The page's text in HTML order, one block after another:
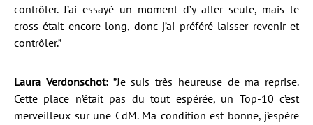
contrôler. J’ai essayé un moment d’y aller seule, mais le
cross était encore long, donc j’ai préféré laisser revenir et
contrôler.”
Laura Verdonschot:”Je suis très heureuse de ma reprise.
Cette place n’était pas du tout espérée, un Top-10 c’est
merveilleux sur une CdM. Ma condition est bonne, j’espère